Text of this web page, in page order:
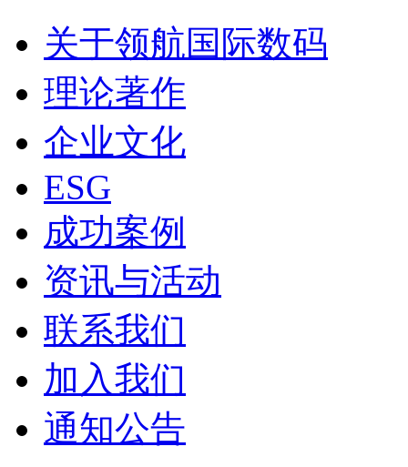
关于领航国际数码
理论著作
企业文化
ESG
成功案例
资讯与活动
联系我们
加入我们
通知公告